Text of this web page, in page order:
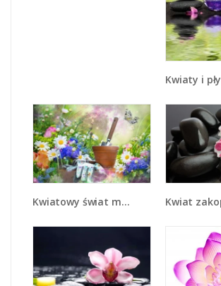
Kwiaty i pływające
Kwiatowy świat mojej babci - K672 Kwiat zakopany w